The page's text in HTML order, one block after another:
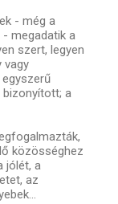
- még a
megadatik a
szert, legyen
vagy
bizonyított; a
közösséghez
jólét, a
az